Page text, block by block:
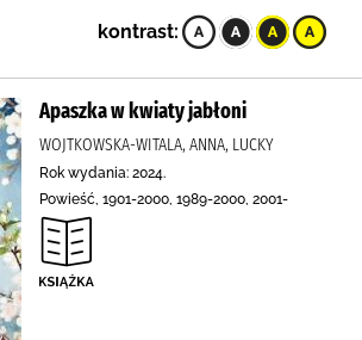
kontrast:
Apaszka w kwiaty jabłoni
WOJTKOWSKA-WITALA, ANNA, LUCKY
Rok wydania: 2024.
Powieść, 1901-2000, 1989-2000, 2001-